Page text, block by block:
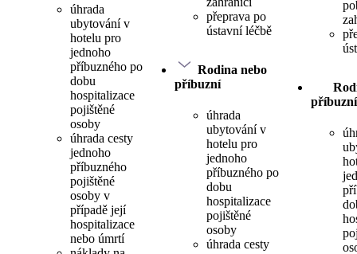
úhrada
ubytování v
hotelu pro
jednoho
příbuzného po
dobu
hospitalizace
pojištěné
osoby
úhrada cesty
jednoho
příbuzného
pojištěné
osoby v
případě její
hospitalizace
nebo úmrtí
přeprava po
ústavní léčbě
Rodina nebo
příbuzní
úhrada
ubytování v
hotelu pro
jednoho
příbuzného po
dobu
hospitalizace
pojištěné
osoby
úhrada cesty
příbuzní